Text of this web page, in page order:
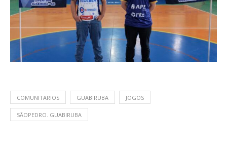
COMUNITARIOS GUABIRUBA JOGOS
SÃOPEDRO. GUABIRUBA